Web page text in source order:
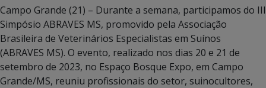
Campo Grande (21) – Durante a semana, participamos do III
Simpósio ABRAVES MS, promovido pela Associação
Brasileira de Veterinários Especialistas em Suínos
(ABRAVES MS). O evento, realizado nos dias 20 e 21 de
setembro de 2023, no Espaço Bosque Expo, em Campo
Grande/MS, reuniu profissionais do setor, suinocultores,